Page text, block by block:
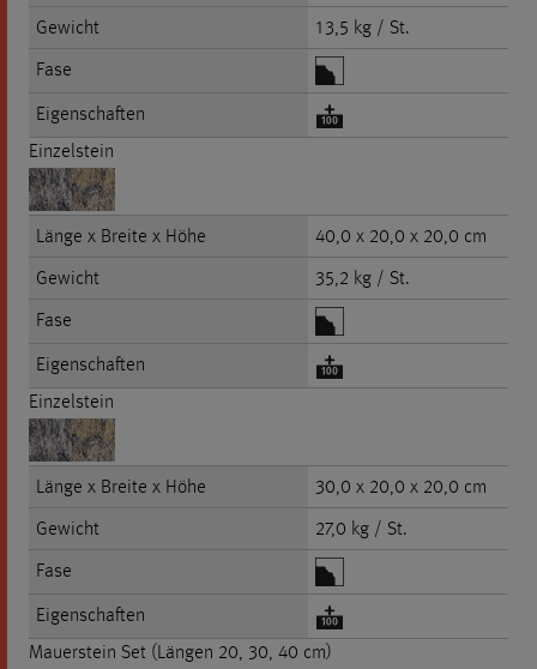
Gewicht
13,5 kg / St.
Fase
Eigenschaften
Einzelstein
Länge x Breite x Höhe
40,0 x 20,0 x 20,0 cm
Gewicht
35,2 kg / St.
Fase
Eigenschaften
Einzelstein
Länge x Breite x Höhe
30,0 x 20,0 x 20,0 cm
Gewicht
27,0 kg / St.
Fase
Eigenschaften
Mauerstein Set (Längen 20, 30, 40 cm)